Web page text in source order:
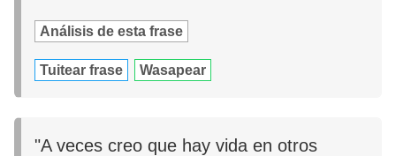
Análisis de esta frase
Tuitear frase Wasapear
"A veces creo que hay vida en otros